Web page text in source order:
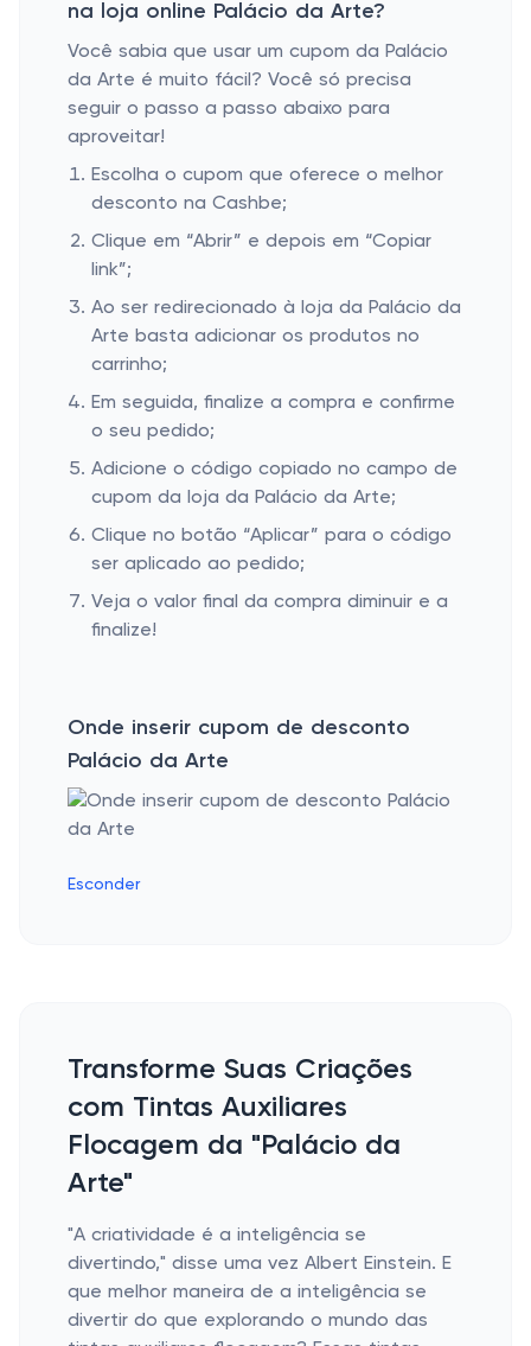
na loja online Palácio da Arte?
Você sabia que usar um cupom da Palácio
da Arte é muito fácil? Você só precisa
seguir o passo a passo abaixo para
aproveitar!
Escolha o cupom que oferece o melhor
desconto na Cashbe;
Clique em “Abrir” e depois em “Copiar
link”;
Ao ser redirecionado à loja da Palácio da
Arte basta adicionar os produtos no
carrinho;
Em seguida, finalize a compra e confirme
o seu pedido;
Adicione o código copiado no campo de
cupom da loja da Palácio da Arte;
Clique no botão “Aplicar” para o código
ser aplicado ao pedido;
Veja o valor final da compra diminuir e a
finalize!
Onde inserir cupom de desconto
Palácio da Arte
Esconder
Transforme Suas Criações
com Tintas Auxiliares
Flocagem da "Palácio da
Arte"
"A criatividade é a inteligência se
divertindo," disse uma vez Albert Einstein. E
que melhor maneira de a inteligência se
divertir do que explorando o mundo das